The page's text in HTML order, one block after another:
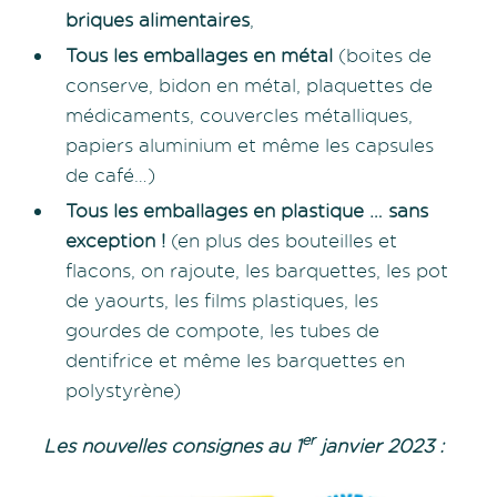
briques alimentaires
Tous les emballages en métal (boites de
conserve, bidon en métal, plaquettes de
médicaments, couvercles métalliques,
papiers aluminium et même les capsules
de café…)
Tous les emballages en plastique … sans
exception ! (en plus des bouteilles et
flacons, on rajoute, les barquettes, les pot
de yaourts, les films plastiques, les
gourdes de compote, les tubes de
dentifrice et même les barquettes en
polystyrène)
Les nouvelles consignes au 1erjanvier 2023 :